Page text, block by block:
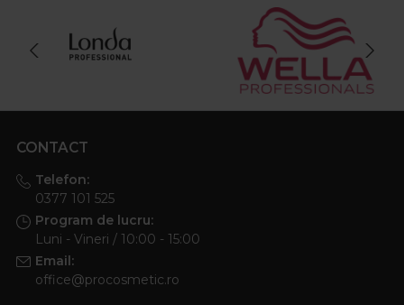
CONTACT
Telefon:
0377 101 525
Program de lucru:
Luni - Vineri / 10:00 - 15:00
Email:
office@procosmetic.ro